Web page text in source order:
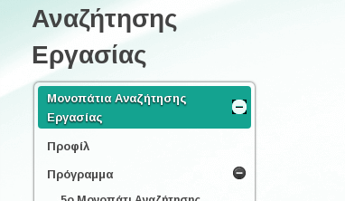
Αναζήτησης
Εργασίας
Μονοπάτια Αναζήτησης
Εργασίας
Προφίλ
Πρόγραμμα